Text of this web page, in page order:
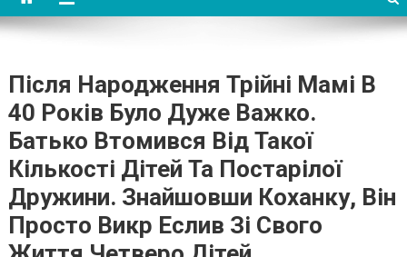
Після Народження Трійні Мамі В
40 Років Було Дуже Важко.
Батько Втомився Від Такої
Кількості Дітей Та Постарілої
Дружини. Знайшовши Коханку, Він
Просто Викр Еслив Зі Свого